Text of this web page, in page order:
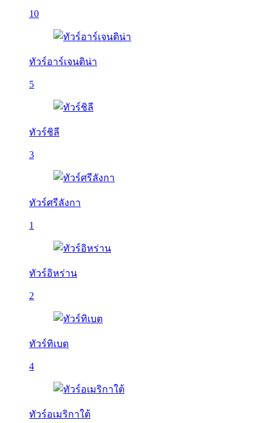
10
ทัวร์อาร์เจนติน่า
5
ทัวร์ชิลี
3
ทัวร์ศรีลังกา
1
ทัวร์อิหร่าน
2
ทัวร์ทิเบต
4
ทัวร์อเมริกาใต้